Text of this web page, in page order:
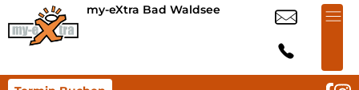
my-eXtra Bad Waldsee